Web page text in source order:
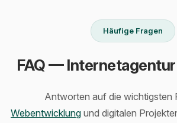
Häufige Fragen
FAQ —
Antworten auf die wichtigsten
Webentwicklung und digitalen